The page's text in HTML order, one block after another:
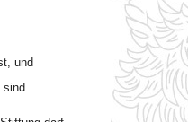
und
sind.